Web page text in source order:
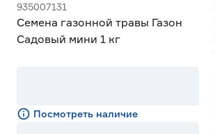
935007131
Семена газонной травы Газон
Садовый мини 1 кг
Посмотреть наличие